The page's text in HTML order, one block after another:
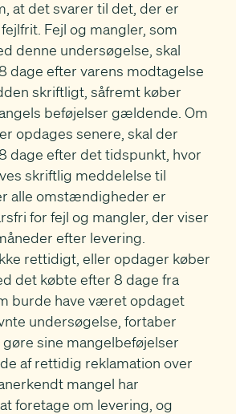
at det svarer til det, der er
Fejl og mangler, som
denne undersøgelse, skal
dage efter varens modtagelse
skriftligt, såfremt køber
beføjelser gældende. Om
opdages senere, skal der
dage efter det tidspunkt, hvor
skriftlig meddelelse til
alle omstændigheder er
for fejl og mangler, der viser
efter levering.
rettidigt, eller opdager køber
det købte efter 8 dage fra
burde have været opdaget
undersøgelse, fortaber
sine mangelbeføjelser
af rettidig reklamation over
mangel har
foretage om levering, og